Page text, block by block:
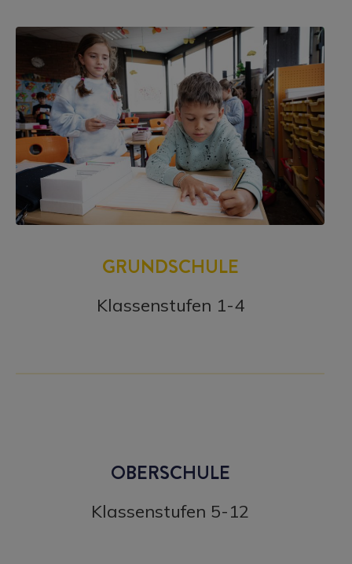
GRUNDSCHULE
Klassenstufen 1-4
OBERSCHULE
Klassenstufen 5-12